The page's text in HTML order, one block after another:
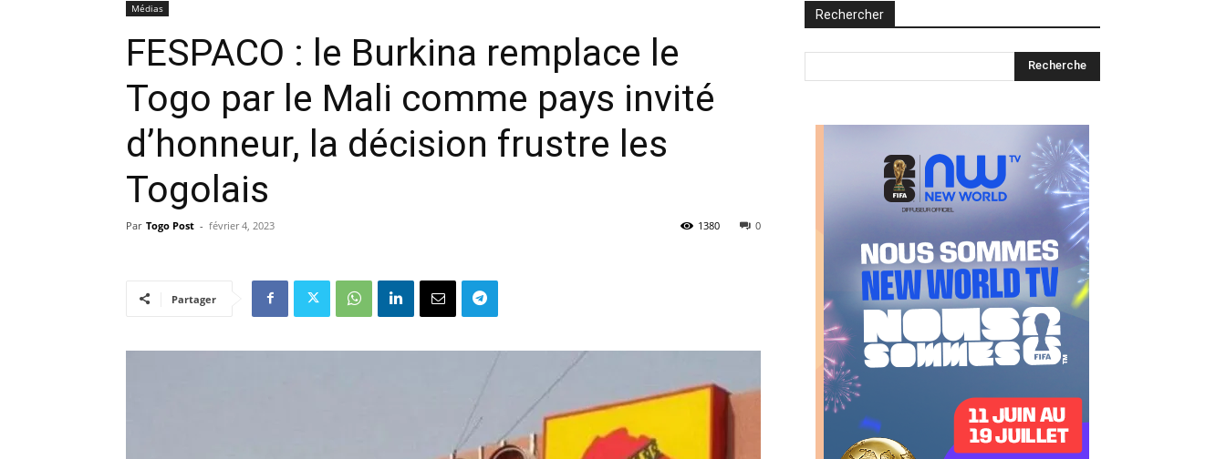
Médias
FESPACO : le Burkina remplace le
Togo par le Mali comme pays invité
d’honneur, la décision frustre les
Togolais
Par Togo Post - février 4, 2023 0
1380
Partager
Rechercher